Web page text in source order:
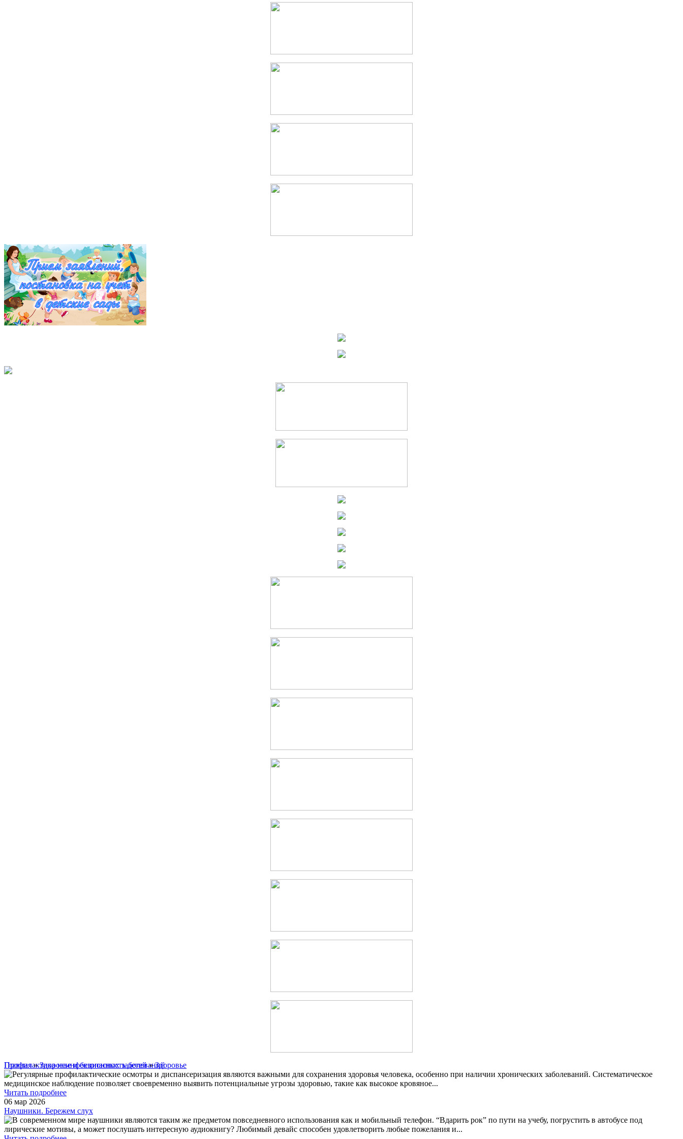
Главная»Здоровье и безопасность детей»Здоровье
Профилактика неинфекционных заболеваний
Регулярные профилактические осмотры и диспансеризация являются важными для сохранения здоровья человека, особенно при наличии хронических заболеваний. Систематическое
медицинское наблюдение позволяет своевременно выявить потенциальные угрозы здоровью, такие как высокое кровяное...
Читать подробнее
06 мар 2026
Наушники. Бережем слух
В современном мире наушники являются таким же предметом повседневного использования как и мобильный телефон. “Вдарить рок” по пути на учебу, погрустить в автобусе под
лирические мотивы, а может послушать интересную аудиокнигу? Любимый девайс способен удовлетворить любые пожелания и...